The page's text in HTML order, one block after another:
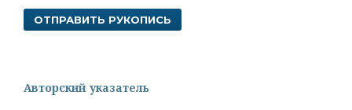
ОТПРАВИТЬ РУКОПИСЬ
Авторский указатель